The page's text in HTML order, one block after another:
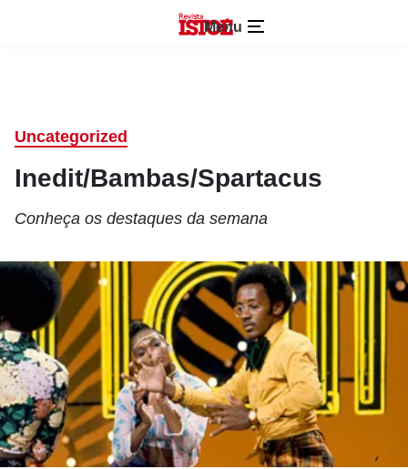
Menu
Uncategorized
Inedit/Bambas/Spartacus
Conheça os destaques da semana